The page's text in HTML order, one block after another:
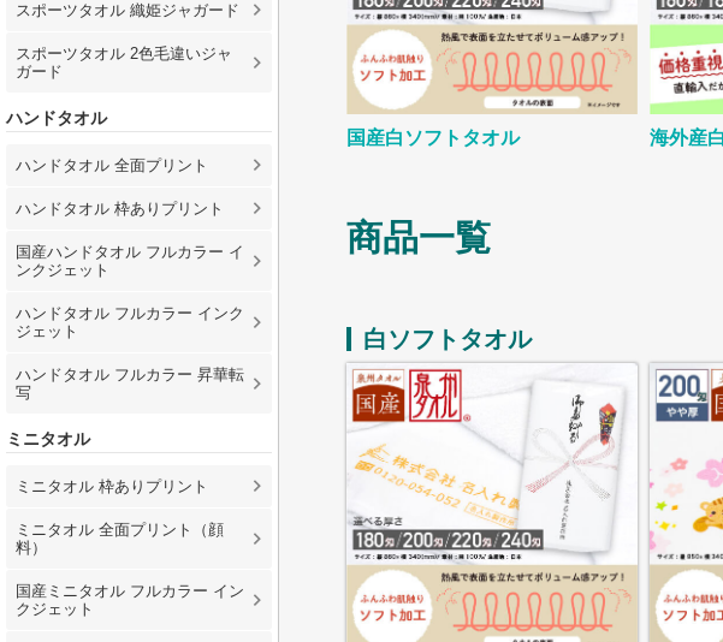
スポーツタオル 織姫ジャガード
スポーツタオル 2色毛違いジャ
ガード
ハンドタオル
ハンドタオル 全面プリント
ハンドタオル 枠ありプリント
国産ハンドタオル フルカラー イ
ンクジェット
ハンドタオル フルカラー インク
ジェット
ハンドタオル フルカラー 昇華転
写
ミニタオル
ミニタオル 枠ありプリント
ミニタオル 全面プリント（顔
料）
国産ミニタオル フルカラー イン
クジェット
国産白ソフトタオル 海外産
商品一覧
白ソフトタオル